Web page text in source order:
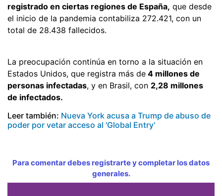
registrado en ciertas regiones de España, que desde
el inicio de la pandemia contabiliza 272.421, con un
total de 28.438 fallecidos.
La preocupación continúa en torno a la situación en
Estados Unidos, que registra más de 4 millones de
personas infectadas, y en Brasil, con 2,28 millones
de infectados.
Leer también: Nueva York acusa a Trump de abuso de
poder por vetar acceso al 'Global Entry'
Para comentar debes registrarte y completar los datos
generales.